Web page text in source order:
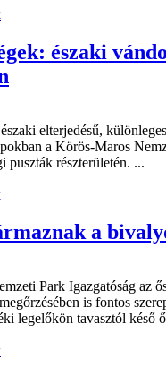
északi
elterjedésű,
a Körös-Maros
puszták részterületén. ...
a
Park Igazgatóság az
is fontos
legelőkön tavasztól késő